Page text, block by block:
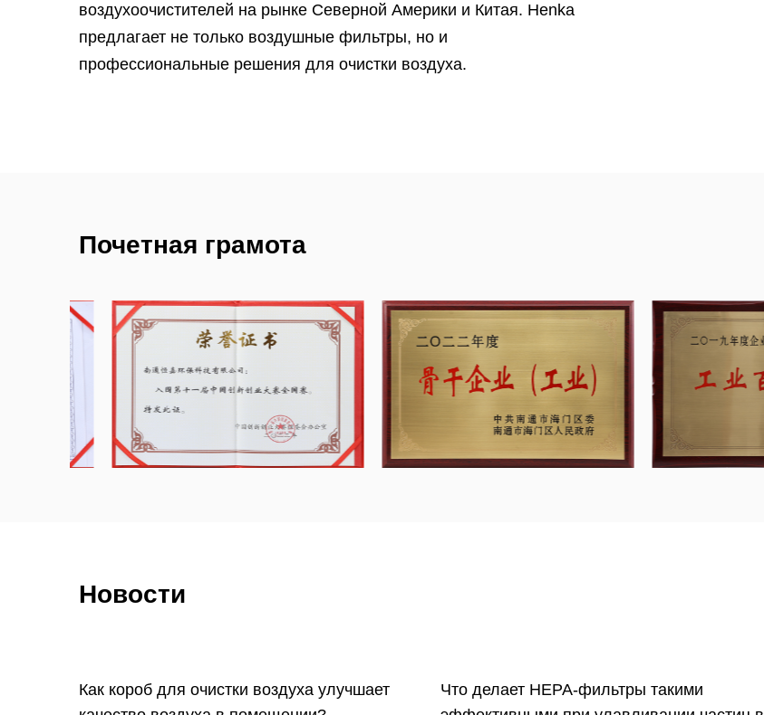
воздухоочистителей на рынке Северной Америки и Китая. Henka
предлагает не только воздушные фильтры, но и
профессиональные решения для очистки воздуха.
эффективность удаления формальдегида и летучих органических
воздуха. ASHRAE 52.2 используется при тестировании воздушных
фильтров.
Имея более чем 20-летний опыт работы с командой инженеров из
США, мы можем разработать продукт на основе спецификаций,
чертежей, образцов или даже идей наших клиентов, а также
предоставить нашим клиентам профессиональные решения по
фильтрации воздуха.
Почетная грамота
Новости
Как короб для очистки воздуха улучшает
Что делает HEPA-фильтры такими